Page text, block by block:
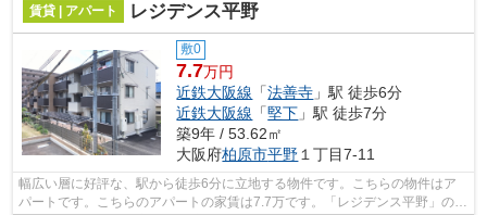
賃貸 | アパート レジデンス平野
敷0
7.7万円
近鉄大阪線 「法善寺 」駅 徒歩6分
近鉄大阪線 「堅下 」駅 徒歩7分
築9年 / 53.62㎡
大阪府柏原市平野 １丁目7-11
幅広い層に好評な、駅から徒歩6分に立地する物件です。こちらの物件はア
パートです。こちらのアパートの家賃は7.7万です。「レジデンス平野」のこ